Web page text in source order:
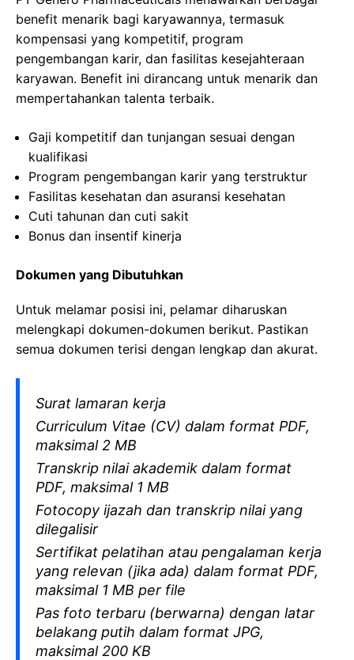
benefit menarik bagi karyawannya, termasuk
kompensasi yang kompetitif, program
pengembangan karir, dan fasilitas kesejahteraan
karyawan. Benefit ini dirancang untuk menarik dan
mempertahankan talenta terbaik.
Gaji kompetitif dan tunjangan sesuai dengan
kualifikasi
Program pengembangan karir yang terstruktur
Fasilitas kesehatan dan asuransi kesehatan
Cuti tahunan dan cuti sakit
Bonus dan insentif kinerja
Dokumen yang Dibutuhkan
Untuk melamar posisi ini, pelamar diharuskan
melengkapi dokumen-dokumen berikut. Pastikan
semua dokumen terisi dengan lengkap dan akurat.
Surat lamaran kerja
Curriculum Vitae (CV) dalam format PDF,
maksimal 2 MB
Transkrip nilai akademik dalam format
PDF, maksimal 1 MB
Fotocopy ijazah dan transkrip nilai yang
dilegalisir
Sertifikat pelatihan atau pengalaman kerja
yang relevan (jika ada) dalam format PDF,
maksimal 1 MB per file
Pas foto terbaru (berwarna) dengan latar
belakang putih dalam format JPG,
maksimal 200 KB